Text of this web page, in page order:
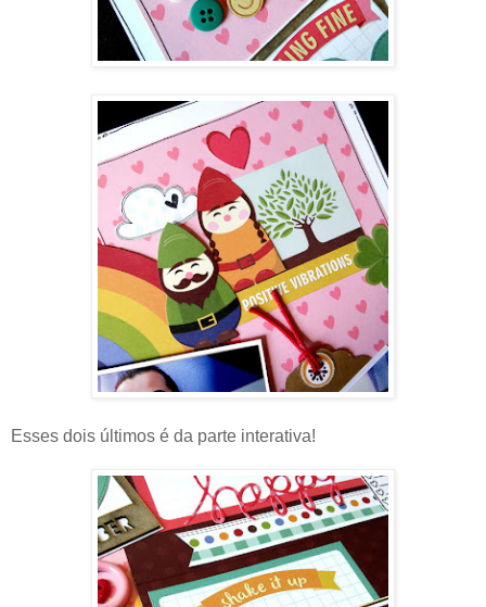
Esses dois últimos é da parte interativa!